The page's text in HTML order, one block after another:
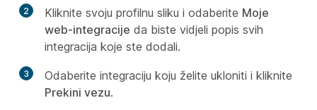
2 Kliknite svoju profilnu sliku i odaberite Moje
web-integracije da biste vidjeli popis svih
integracija koje ste dodali.
3
Odaberite integraciju koju želite ukloniti i kliknite
Prekini vezu.